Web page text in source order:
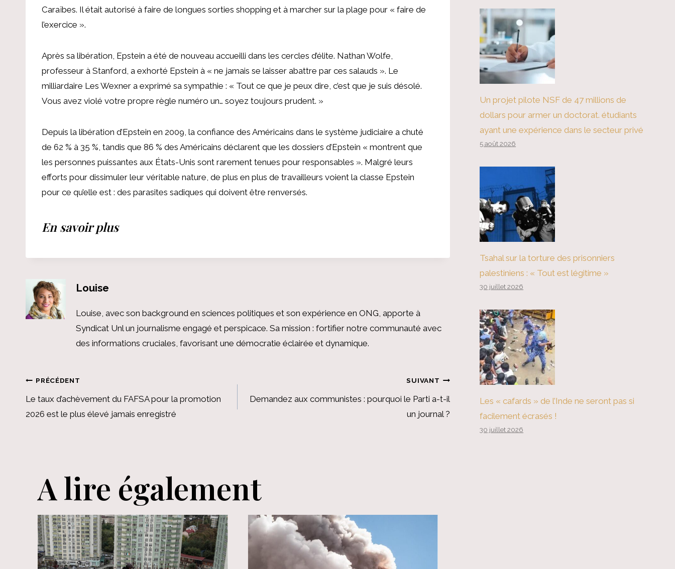
Caraïbes. Il était autorisé à faire de longues sorties shopping et à marcher sur la plage pour « faire de
l’exercice ».
Après sa libération, Epstein a été de nouveau accueilli dans les cercles d’élite. Nathan Wolfe,
professeur à Stanford, a exhorté Epstein à « ne jamais se laisser abattre par ces salauds ». Le
milliardaire Les Wexner a exprimé sa sympathie : « Tout ce que je peux dire, c’est que je suis désolé.
Vous avez violé votre propre règle numéro un… soyez toujours prudent. »
Depuis la libération d’Epstein en 2009, la confiance des Américains dans le système judiciaire a chuté
de 62 % à 35 %, tandis que 86 % des Américains déclarent que les dossiers d’Epstein « montrent que
les personnes puissantes aux États-Unis sont rarement tenues pour responsables ». Malgré leurs
efforts pour dissimuler leur véritable nature, de plus en plus de travailleurs voient la classe Epstein
pour ce qu’elle est : des parasites sadiques qui doivent être renversés.
En savoir plus
Louise
Louise, avec son background en sciences politiques et son expérience en ONG, apporte à
Syndicat Unl un journalisme engagé et perspicace. Sa mission : fortifier notre communauté avec
des informations cruciales, favorisant une démocratie éclairée et dynamique.
Navigation
de
PRÉCÉDENT
Le taux d’achèvement du FAFSA pour la promotion
2026 est le plus élevé jamais enregistré
SUIVANT
Demandez aux communistes : pourquoi le Parti a-t-il
un journal ?
A lire également
Un projet pilote NSF de 47 millions de
dollars pour armer un doctorat. étudiants
ayant une expérience dans le secteur privé
5 août 2026
Tsahal sur la torture des prisonniers
palestiniens : « Tout est légitime »
30 juillet 2026
Les « cafards » de l’Inde ne seront pas si
facilement écrasés !
30 juillet 2026